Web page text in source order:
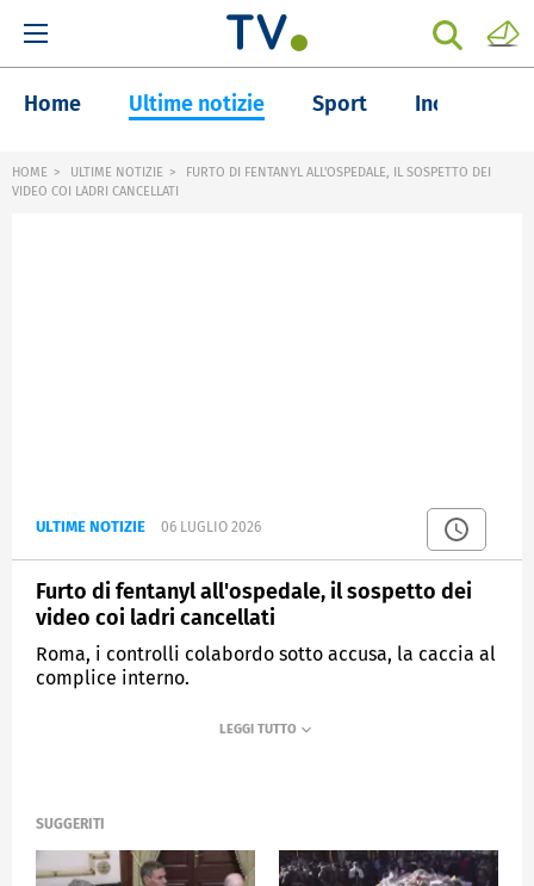
Home Ultime notizie Sport Inchieste
HOME ULTIME NOTIZIE
FURTO DI FENTANYL ALL'OSPEDALE, IL SOSPETTO DEI
VIDEO COI LADRI CANCELLATI
ULTIME NOTIZIE 06 LUGLIO 2026
Furto di fentanyl all'ospedale, il sospetto dei
video coi ladri cancellati
Roma, i controlli colabordo sotto accusa, la caccia al
complice interno.
SUGGERITI